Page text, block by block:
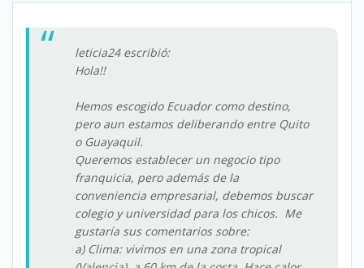
leticia24 escribió:
Hola!!
Hemos escogido Ecuador como destino,
pero aun estamos deliberando entre Quito
o Guayaquil.
Queremos establecer un negocio tipo
franquicia, pero además de la
conveniencia empresarial, debemos buscar
colegio y universidad para los chicos. Me
gustaría sus comentarios sobre:
a) Clima: vivimos en una zona tropical